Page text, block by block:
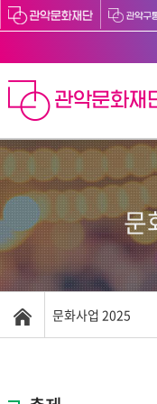
문
문화사업 2025